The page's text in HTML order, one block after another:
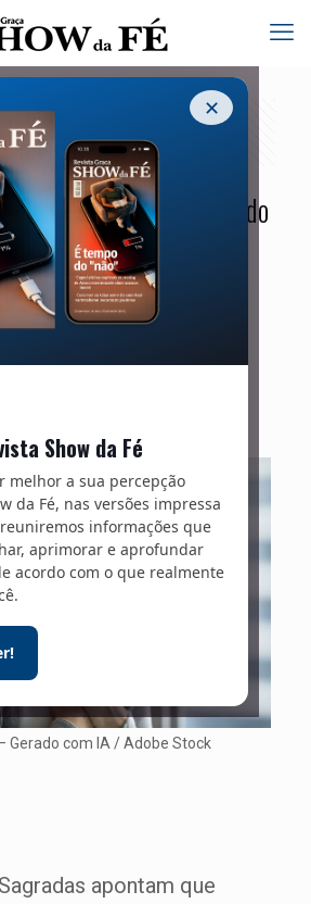
✕
Show da Fé
melhor a sua percepção
da Fé, nas versões impressa
informações que
aprimorar e aprofundar
acordo com o que realmente
requer do cristão
e confiança na soberania do
Twitter
Messenger
Gerado com IA / Adobe Stock
apontam que